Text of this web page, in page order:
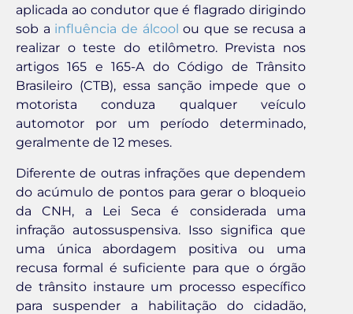
aplicada ao condutor que é flagrado dirigindo
sob a influência de álcool ou que se recusa a
realizar o teste do etilômetro. Prevista nos
artigos 165 e 165-A do Código de Trânsito
Brasileiro (CTB), essa sanção impede que o
motorista conduza qualquer veículo
automotor por um período determinado,
geralmente de 12 meses.
Diferente de outras infrações que dependem
do acúmulo de pontos para gerar o bloqueio
da CNH, a Lei Seca é considerada uma
infração autossuspensiva. Isso significa que
uma única abordagem positiva ou uma
recusa formal é suficiente para que o órgão
de trânsito instaure um processo específico
para suspender a habilitação do cidadão,